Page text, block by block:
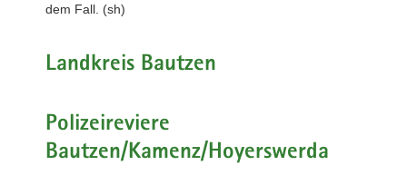
dem Fall. (sh)
Landkreis Bautzen
Polizeireviere
Bautzen/Kamenz/Hoyerswerda